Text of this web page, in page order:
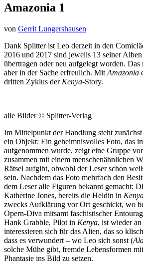
Amazonia 1
von Gerrit Lungershausen
Dank Splitter ist Leo derzeit in den
2016 und 2017 sind jeweils 13 seiner
übertragen oder neu aufgelegt worden.
aber in der Sache erfreulich. Mit Amazonia
dritten Zyklus der Kenya-Story.
alle Bilder © Splitter-Verlag
Im Mittelpunkt der Handlung steht
ein Objekt: Ein geheimnisvolles Foto, das
aufgenommen wurde, zeigt eine Gruppe
zusammen mit einem menschenähnlichen
Rätsel aufgibt, obwohl der Leser schon
sein. Nachdem das Foto mehrfach den
dem Leser alle Figuren bekannt gemacht:
Katherine Jones, bereits die Heldin in
zwecks Aufklärung vor Ort geschickt, wo
Opern-Diva mitsamt faschistischer
Hank Grabble, Pilot in Kenya, ist wieder
interessieren sich für das Alien, das so
dass es verwundert – wo Leo sich sonst (
solche Mühe gibt, fremde Lebensformen
Phantasie ins Bild zu setzen.